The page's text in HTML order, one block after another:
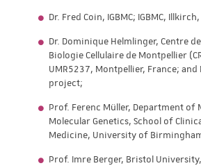
Dr. Fred Coin, IGBMC; IGBMC,
Dr. Dominique Helmlinger, Centre
Biologie Cellulaire de Montpellier
UMR5237, Montpellier, France; and
project;
Prof. Ferenc Müller, Department of
Molecular Genetics, School of
Medicine, University of
Prof. Imre Berger, Bristol